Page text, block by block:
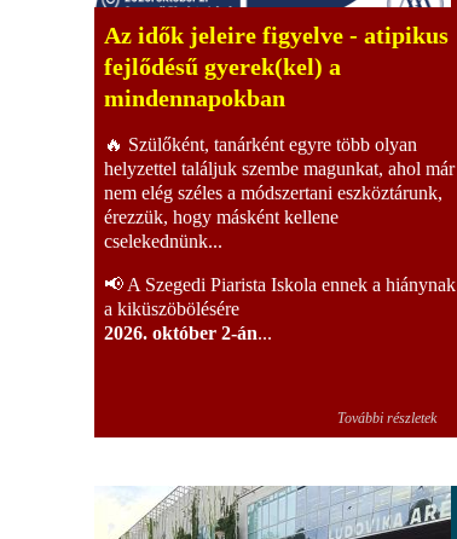
Az idők jeleire figyelve - atipikus
fejlődésű gyerek(kel) a
mindennapokban
🔥 Szülőként, tanárként egyre több olyan
helyzettel találjuk szembe magunkat, ahol már
nem elég széles a módszertani eszköztárunk,
érezzük, hogy másként kellene
cselekednünk...
📢 A Szegedi Piarista Iskola ennek a hiánynak
a kiküszöbölésére
2026. október 2-án...
További részletek